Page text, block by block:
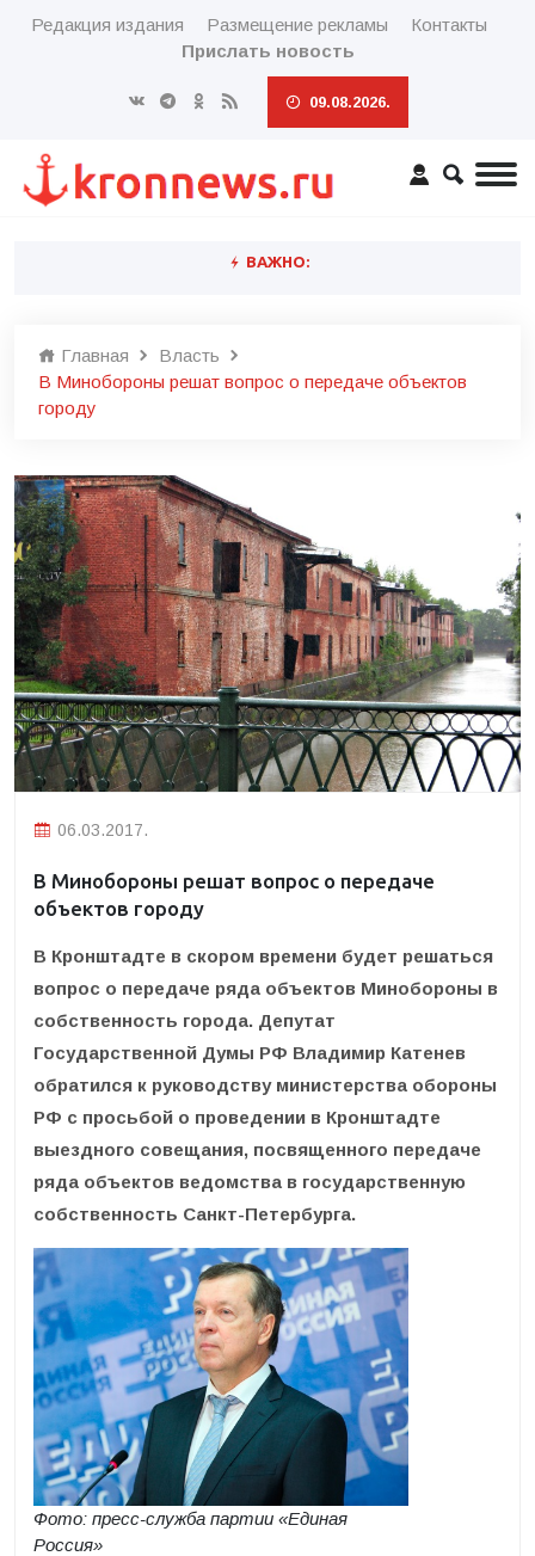
Редакция издания Размещение рекламы
Контакты
Прислать новость
09.08.2026.
ВАЖНО:
Главная
Власть
В Минобороны решат вопрос о передаче объектов
городу
06.03.2017.
В Минобороны решат вопрос о передаче
объектов городу
В Кронштадте в скором времени будет решаться
вопрос о передаче ряда объектов Минобороны в
собственность города. Депутат
Государственной Думы РФ Владимир Катенев
обратился к руководству министерства обороны
РФ с просьбой о проведении в Кронштадте
выездного совещания, посвященного передаче
ряда объектов ведомства в государственную
собственность Санкт-Петербурга.
Фото: пресс-служба партии «Единая
Россия»